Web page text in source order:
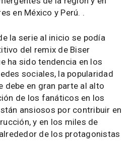
en México y Perú. .
la serie al inicio se podía
del remix de Biser
ha sido tendencia en los
sociales, la popularidad
debe en gran parte al alto
de los fanáticos en los
ansiosos por contribuir en
y en los miles de
de los protagonistas